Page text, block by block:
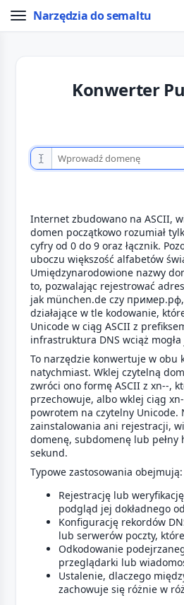
Narzędzia do semaltu
Konwerter
Internet zbudowano na ASCII,
domen początkowo rozumiał
cyfry od 0 do 9 oraz łącznik.
uboczu większość alfabetów
Umiędzynarodowione nazwy
to, pozwalając rejestrować
jak münchen.de czy
działające w tle kodowanie,
Unicode w ciąg ASCII z
infrastruktura DNS wciąż
To narzędzie konwertuje w obu
natychmiast. Wklej czytelną
zwróci ono formę ASCII z xn--,
przechowuje, albo wklej ciąg
powrotem na czytelny Unicode.
zainstalowania ani rejestracji,
domenę, subdomenę lub pełny
sekund.
Typowe zastosowania obejmują:
Rejestrację lub
podgląd jej dokładnego
Konfigurację rekordów
lub serwerów poczty,
Odkodowanie
przeglądarki lub
Ustalenie, dlaczego
zachowuje się różnie w